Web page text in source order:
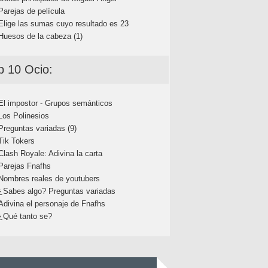
de película
las sumas cuyo resultado es 23
de la cabeza (1)
10 Ocio:
impostor - Grupos semánticos
Polinesios
variadas (9)
Tokers
Royale: Adivina la carta
Fnafhs
reales de youtubers
algo? Preguntas variadas
el personaje de Fnafhs
tanto se?